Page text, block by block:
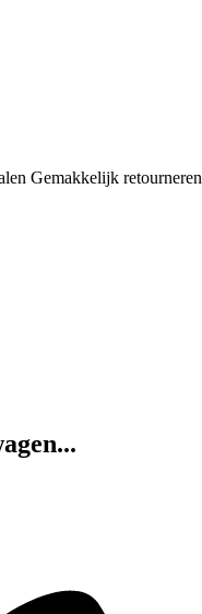
Gemakkelijk retourneren